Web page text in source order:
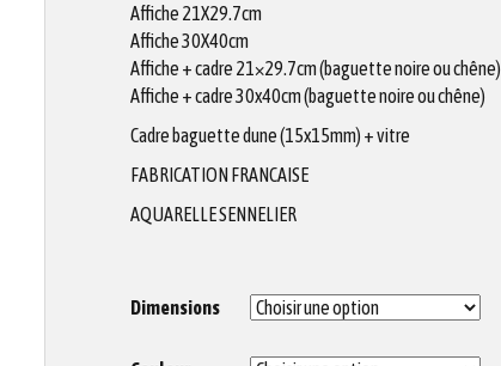
Affiche 21X29.7cm
Affiche 30X40cm
Affiche + cadre 21×29.7cm (baguette noire ou chêne)
Affiche + cadre 30x40cm (baguette noire ou chêne)
Cadre baguette dune (15x15mm) + vitre
FABRICATION FRANCAISE
AQUARELLE SENNELIER
Dimensions